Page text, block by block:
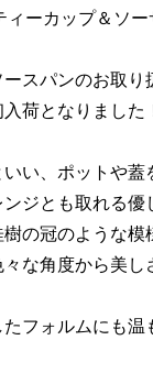
ーカップ＆ソー
スパンのお取
荷となりました
い、ポットや蓋
ジとも取れる
の冠のような
な角度から美し
フォルムにも温